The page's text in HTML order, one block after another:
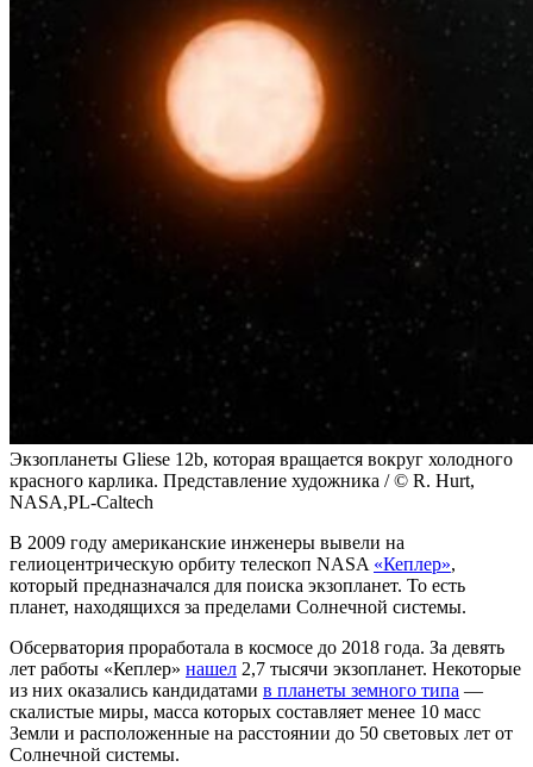
Экзопланеты Gliese 12b, которая вращается вокруг холодного
красного карлика. Представление художника / © R. Hurt,
NASA,PL-Caltech
В 2009 году американские инженеры вывели на
гелиоцентрическую орбиту телескоп NASA «Кеплер»,
который предназначался для поиска экзопланет. То есть
планет, находящихся за пределами Солнечной системы.
Обсерватория проработала в космосе до 2018 года. За девять
лет работы «Кеплер» нашел 2,7 тысячи экзопланет. Некоторые
из них оказались кандидатами в планеты земного типа —
скалистые миры, масса которых составляет менее 10 масс
Земли и расположенные на расстоянии до 50 световых лет от
Солнечной системы.